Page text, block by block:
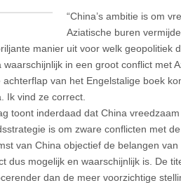
“China’s ambitie is om
Aziatische buren
manier uit voor welk geopolitiek
waarschijnlijk in een groot conflict met
achterflap van het Engelstalige boek
Ik vind ze correct.
toont inderdaad dat China
is om zware conflicten met
van China objectief de belangen
dus mogelijk en waarschijnlijk is. De
dan de meer voorzichtige